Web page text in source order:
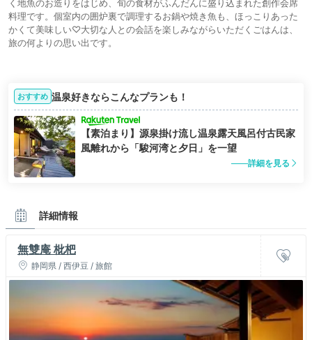
く地魚のお造りをはじめ、旬の食材がふんだんに盛り込まれた創作会席
料理です。個室内の囲炉裏で調理するお鍋や焼き魚も、ほっこりあった
かくて美味しい♡大切な人との会話を楽しみながらいただくごはんは、
旅の何よりの思い出です。
おすすめ 温泉好きならこんなプランも！
【素泊まり】源泉掛け流し温泉露天風呂付古民家
風離れから「駿河湾と夕日」を一望
詳細を見る
詳細情報
無雙庵 枇杷
静岡県 / 西伊豆 / 旅館